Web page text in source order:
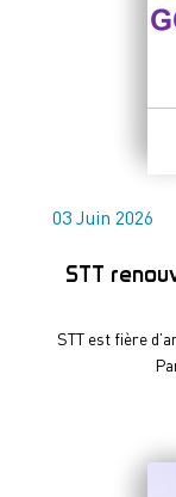
03 Juin 2026
STT
STT est fière